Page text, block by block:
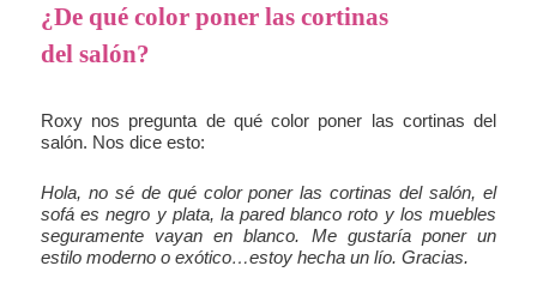
¿De qué color poner las cortinas
del salón?
Roxy nos pregunta de qué color poner las cortinas del
salón. Nos dice esto:
Hola, no sé de qué color poner las cortinas del salón, el
sofá es negro y plata, la pared blanco roto y los muebles
seguramente vayan en blanco. Me gustaría poner un
estilo moderno o exótico…estoy hecha un lío. Gracias.